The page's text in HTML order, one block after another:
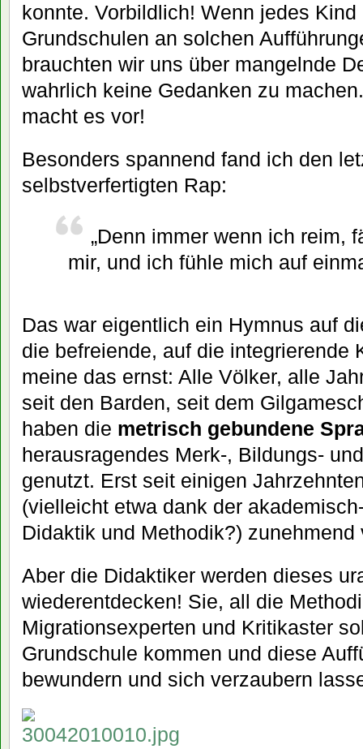
konnte. Vorbildlich! Wenn jedes Kind
Grundschulen an solchen
brauchten wir uns über mangelnde
wahrlich keine Gedanken zu
macht es vor!
Besonders spannend fand ich den
selbstverfertigten Rap:
„Denn immer wenn ich reim,
mir, und ich fühle mich auf
Das war eigentlich ein Hymnus auf
die befreiende, auf die integrierende
meine das ernst: Alle Völker, alle
seit den Barden, seit dem
haben die metrisch gebundene
herausragendes Merk-, Bildungs-
genutzt. Erst seit einigen
(vielleicht etwa dank der
Didaktik und Methodik?) zunehmend
Aber die Didaktiker werden dieses
wiederentdecken! Sie, all die
Migrationsexperten und Kritikaster
Grundschule kommen und diese
bewundern und sich verzaubern